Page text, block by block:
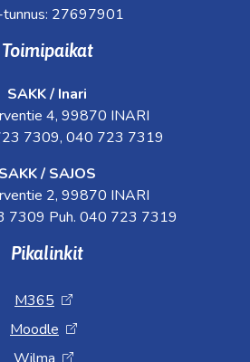
tunnus: 27697901
Toimipaikat
SAKK / Inari
4, 99870 INARI
7309, 040 723 7319
SAKK / SAJOS
2, 99870 INARI
7309 Puh. 040 723 7319
Pikalinkit
M365
Moodle